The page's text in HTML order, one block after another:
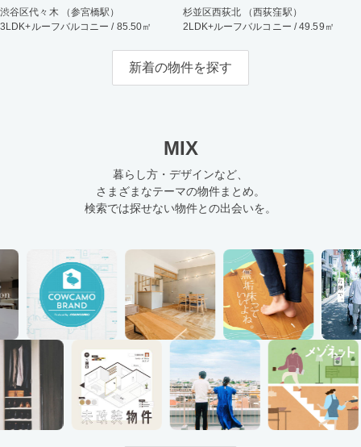
渋谷区代々木 （参宮橋駅）
3LDK+ルーフバルコニー / 85.50㎡
杉並区西荻北 （西荻窪駅）
2LDK+ルーフバルコニー / 49.59㎡
新着の物件を探す
MIX
暮らし方・デザインなど、
さまざまなテーマの物件まとめ。
検索では探せない物件との出会いを。